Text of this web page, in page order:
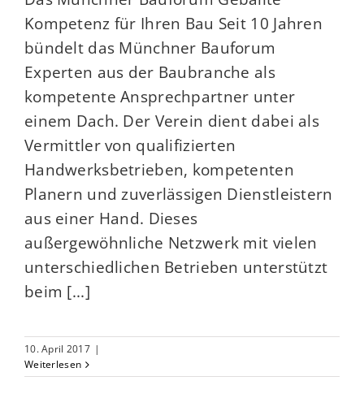
Kompetenz für Ihren Bau Seit 10 Jahren
bündelt das Münchner Bauforum
Experten aus der Baubranche als
kompetente Ansprechpartner unter
einem Dach. Der Verein dient dabei als
Vermittler von qualifizierten
Handwerksbetrieben, kompetenten
Planern und zuverlässigen Dienstleistern
aus einer Hand. Dieses
außergewöhnliche Netzwerk mit vielen
unterschiedlichen Betrieben unterstützt
beim [...]
10. April 2017 |
Weiterlesen